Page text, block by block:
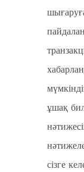
ұшақ
сізге